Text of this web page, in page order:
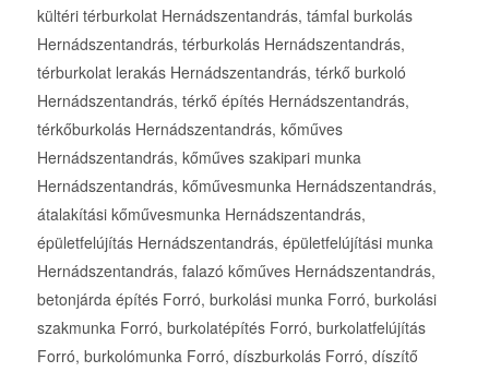
kültéri térburkolat Hernádszentandrás, támfal burkolás
Hernádszentandrás, térburkolás Hernádszentandrás,
térburkolat lerakás Hernádszentandrás, térkő burkoló
Hernádszentandrás, térkő építés Hernádszentandrás,
térkőburkolás Hernádszentandrás, kőműves
Hernádszentandrás, kőműves szakipari munka
Hernádszentandrás, kőművesmunka Hernádszentandrás,
átalakítási kőművesmunka Hernádszentandrás,
épületfelújítás Hernádszentandrás, épületfelújítási munka
Hernádszentandrás, falazó kőműves Hernádszentandrás,
betonjárda építés Forró, burkolási munka Forró, burkolási
szakmunka Forró, burkolatépítés Forró, burkolatfelújítás
Forró, burkolómunka Forró, díszburkolás Forró, díszítő